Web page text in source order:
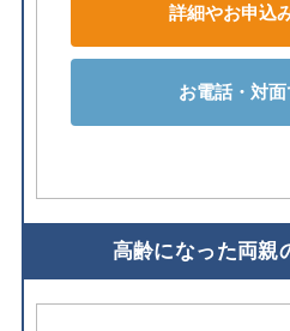
詳細やお申込
お電話・対
高齢になった両親